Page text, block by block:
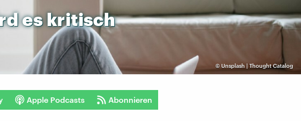
© Unsplash | Thought Catalog
eskritisch
Apple Podcasts Abonnieren